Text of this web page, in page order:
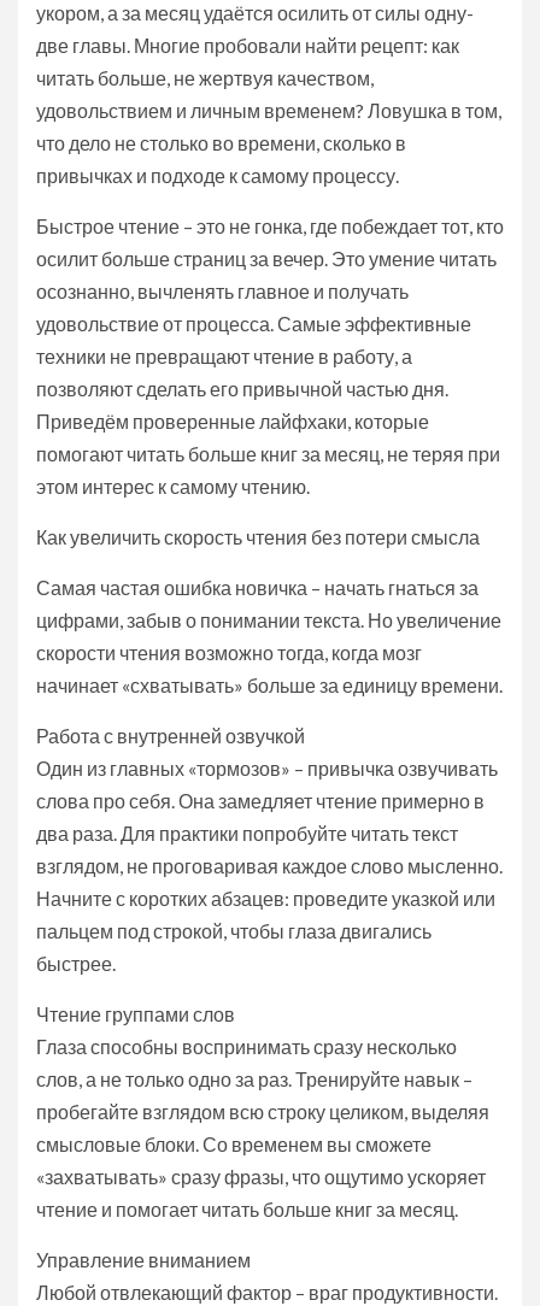
укором, а за месяц удаётся осилить от силы одну-
две главы. Многие пробовали найти рецепт: как
читать больше, не жертвуя качеством,
удовольствием и личным временем? Ловушка в том,
что дело не столько во времени, сколько в
привычках и подходе к самому процессу.
Быстрое чтение – это не гонка, где побеждает тот, кто
осилит больше страниц за вечер. Это умение читать
осознанно, вычленять главное и получать
удовольствие от процесса. Самые эффективные
техники не превращают чтение в работу, а
позволяют сделать его привычной частью дня.
Приведём проверенные лайфхаки, которые
помогают читать больше книг за месяц, не теряя при
этом интерес к самому чтению.
Как увеличить скорость чтения без потери смысла
Самая частая ошибка новичка – начать гнаться за
цифрами, забыв о понимании текста. Но увеличение
скорости чтения возможно тогда, когда мозг
начинает «схватывать» больше за единицу времени.
Работа с внутренней озвучкой
Один из главных «тормозов» – привычка озвучивать
слова про себя. Она замедляет чтение примерно в
два раза. Для практики попробуйте читать текст
взглядом, не проговаривая каждое слово мысленно.
Начните с коротких абзацев: проведите указкой или
пальцем под строкой, чтобы глаза двигались
быстрее.
Чтение группами слов
Глаза способны воспринимать сразу несколько
слов, а не только одно за раз. Тренируйте навык –
пробегайте взглядом всю строку целиком, выделяя
смысловые блоки. Со временем вы сможете
«захватывать» сразу фразы, что ощутимо ускоряет
чтение и помогает читать больше книг за месяц.
Управление вниманием
Любой отвлекающий фактор – враг продуктивности.